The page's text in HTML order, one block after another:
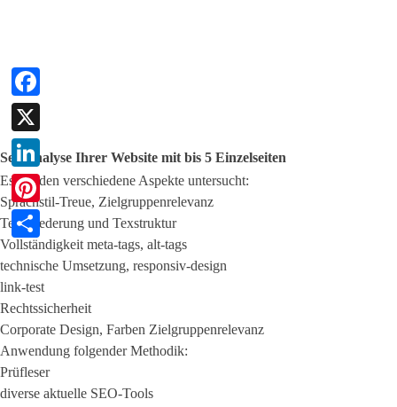
Seo Analyse Ihrer Website mit bis 5 Einzelseiten
Es werden verschiedene Aspekte untersucht:
Sprachstil-Treue, Zielgruppenrelevanz
Textgliederung und Texstruktur
Vollständigkeit meta-tags, alt-tags
technische Umsetzung, responsiv-design
link-test
Rechtssicherheit
Corporate Design, Farben Zielgruppenrelevanz
Anwendung folgender Methodik:
Prüfleser
diverse aktuelle SEO-Tools
Facebook
X
LinkedIn
Pinterest
Teilen